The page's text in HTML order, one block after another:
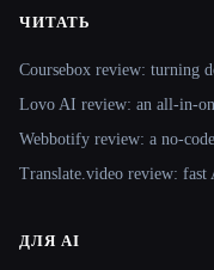
ЧИТАТЬ
Coursebox review: turning
Lovo AI review: an all-in-
Webbotify review: a no-
Translate.video review: fast
ДЛЯ AI